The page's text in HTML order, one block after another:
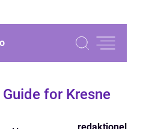
for Kresne